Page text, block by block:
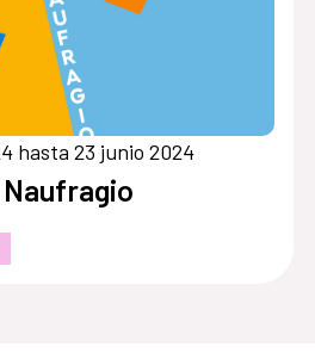
hasta 23 junio 2024